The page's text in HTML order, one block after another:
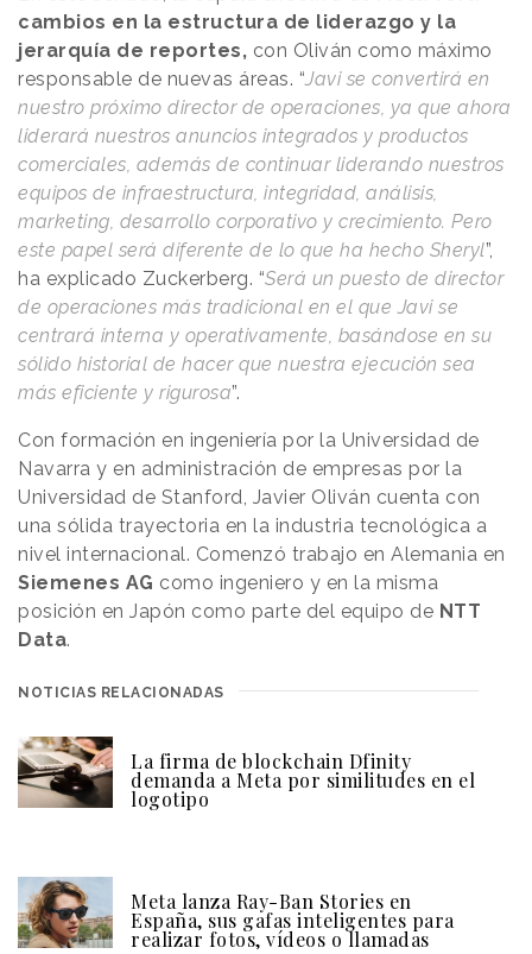
cambios en la estructura de liderazgo y la
jerarquía de reportes, con Oliván como máximo
responsable de nuevas áreas. “Javi se convertirá en
nuestro próximo director de operaciones, ya que ahora
liderará nuestros anuncios integrados y productos
comerciales, además de continuar liderando nuestros
equipos de infraestructura, integridad, análisis,
marketing, desarrollo corporativo y crecimiento. Pero
este papel será diferente de lo que ha hecho Sheryl”,
ha explicado Zuckerberg. “Será un puesto de director
de operaciones más tradicional en el que Javi se
centrará interna y operativamente, basándose en su
sólido historial de hacer que nuestra ejecución sea
más eficiente y rigurosa”.
Con formación en ingeniería por la Universidad de
Navarra y en administración de empresas por la
Universidad de Stanford, Javier Oliván cuenta con
una sólida trayectoria en la industria tecnológica a
nivel internacional. Comenzó trabajo en Alemania en
Siemenes AG como ingeniero y en la misma
posición en Japón como parte del equipo de NTT
Data.
NOTICIAS RELACIONADAS
La firma de blockchain Dfinity
demanda a Meta por similitudes en el
logotipo
Meta lanza Ray-Ban Stories en
España, sus gafas inteligentes para
realizar fotos, vídeos o llamadas